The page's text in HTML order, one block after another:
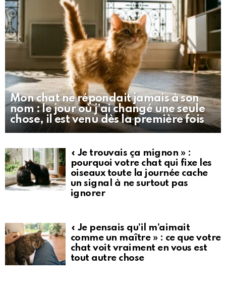
Mon chat ne répondait jamais à son
nom : le jour où j’ai changé une seule
chose, il est venu dès la première fois
« Je trouvais ça mignon » :
pourquoi votre chat qui fixe les
oiseaux toute la journée cache
un signal à ne surtout pas
ignorer
« Je pensais qu’il m’aimait
comme un maître » : ce que votre
chat voit vraiment en vous est
tout autre chose